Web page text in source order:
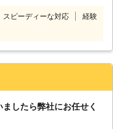
メラをたくさんつける場
ではのアイデアでお客様
スピーディーな対応
経験
したら弊社にお任せく